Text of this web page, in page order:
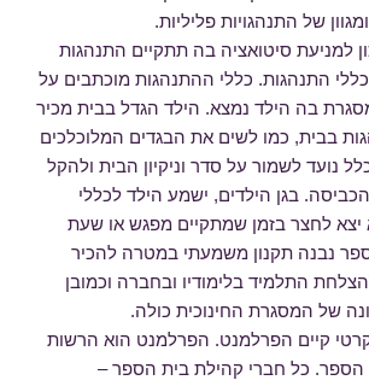
של התנהגויות פליליות.
למניעת סיטואציה בה תתקיים התנהגות
התנהגות. כללי ההתנהגות מוכתבים על
בה הילד נמצא. הילד הגדל בבית מכיר
בבית, כמו לשים את הבגדים המלוכלכים
נועד לשמור על סדר וניקיון הבית ולהקל
בגן הילדים, ישמע הילד לכללי
יצא לחצר בזמן שמתקיים מפגש או שעת
נבנה תקנון משמעתי במטרה להכיר
התלמיד בלימודיו ובחברה וכמובן
של המסגרת החינוכית כולה.
קיים הפרלמנט. הפרלמנט הוא הרשות
כל חברי קהילת בית הספר –